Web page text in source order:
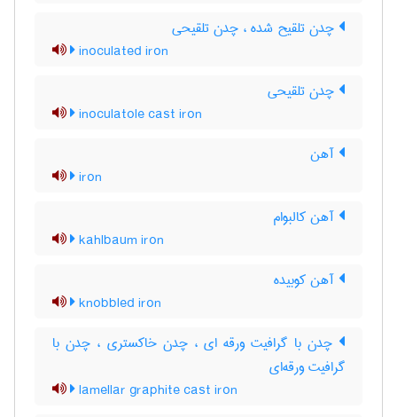
چدن تلقیح شده ، چدن تلقیحی
inoculated iron
چدن تلقیحی
inoculatole cast iron
آهن
iron
آهن کالبوام
kahlbaum iron
آهن کوبیده
knobbled iron
چدن با گرافیت ورقه ای ، چدن خاکستری ، چدن با
گرافیت ورقه‌ای
lamellar graphite cast iron